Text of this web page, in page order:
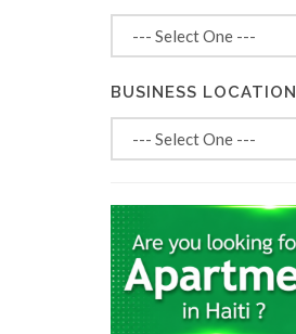
BUSINESS LOCATION